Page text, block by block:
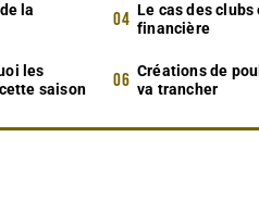
la
Le cas des
financière
les
saison
Créations de
va trancher